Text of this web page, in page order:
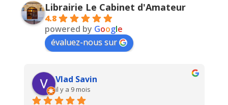
Librairie Le Cabinet d'Amateur
4.8
powered by Google
évaluez-nous sur
Vlad Savin
il y a 9 mois